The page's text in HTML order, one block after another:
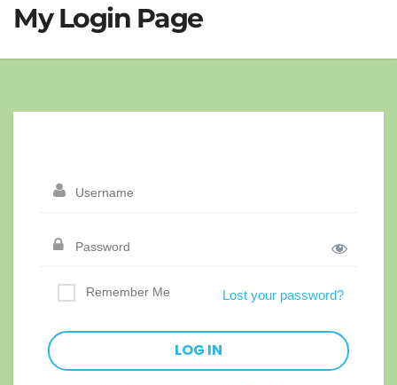
My Login Page
Remember Me Lost your password?